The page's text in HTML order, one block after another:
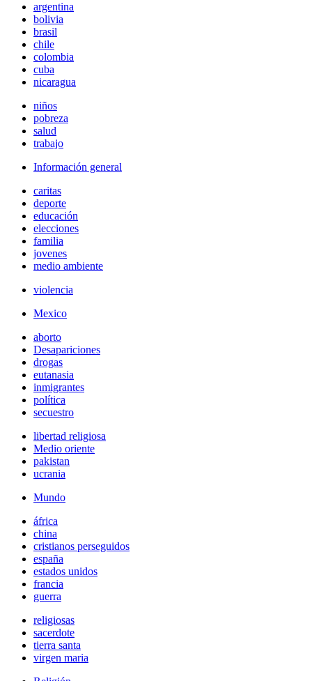
argentina
bolivia
brasil
chile
colombia
cuba
nicaragua
niños
pobreza
salud
trabajo
Información general
caritas
deporte
educación
elecciones
familia
jovenes
medio ambiente
violencia
Mexico
aborto
Desapariciones
drogas
eutanasia
inmigrantes
política
secuestro
libertad religiosa
Medio oriente
pakistan
ucrania
Mundo
áfrica
china
cristianos perseguidos
españa
estados unidos
francia
guerra
religiosas
sacerdote
tierra santa
virgen maria